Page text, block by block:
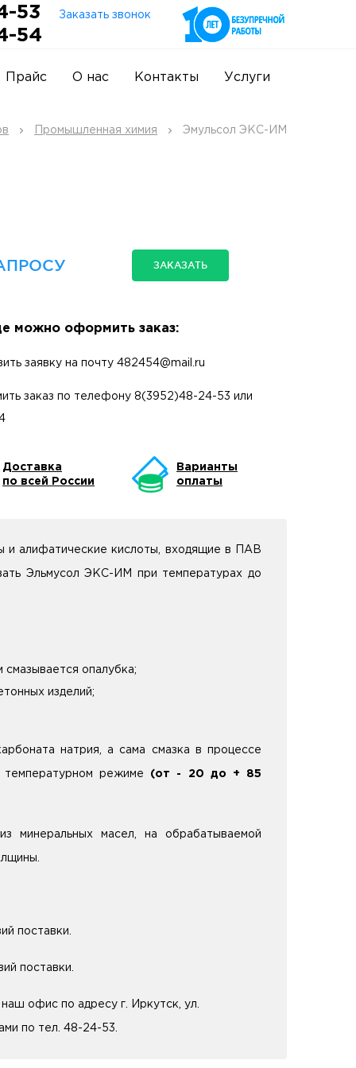
53 Заказать звонок
54
Прайс О нас Контакты Услуги
Промышленная химия Эмульсол ЭКС-ИМ
ЗАКАЗАТЬ
можно оформить заказ:
заявку на почту 482454@mail.ru
заказ по телефону 8(3952)48-24-53 или
Доставка
по всей России
Варианты
оплаты
алифатические кислоты, входящие в ПАВ
Эльмусол ЭКС-ИМ при температурах до
опалубка;
изделий;
натрия, а сама смазка в процессе
температурном режиме (от - 20 до + 85
минеральных масел, на обрабатываемой
поставки.
поставки.
офис по адресу г. Иркутск, ул.
по тел. 48-24-53.